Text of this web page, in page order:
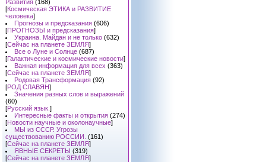
Развития (168)
[Космическая ЭТИКА и РАЗВИТИЕ
человека]
Прогнозы и предсказания (606)
[ПРОГНОЗЫ и предсказания]
Украина. Майдан и не только (632)
[Сейчас на планете ЗЕМЛЯ]
Все о Луне и Солнце (687)
[Галактические и космические новости]
Важная информация для всех (363)
[Сейчас на планете ЗЕМЛЯ]
Родовая Трансформация (92)
[РОД СЛАВЯН]
Значения разных слов и выражений
(60)
[Русский язык. ]
Интересные факты и открытия (274)
[Новости научные и околонаучные]
МЫ из СССР. Угрозы
существованию РОССИИ. (161)
[Сейчас на планете ЗЕМЛЯ]
ЯВНЫЕ СЕКРЕТЫ (319)
[Сейчас на планете ЗЕМЛЯ]